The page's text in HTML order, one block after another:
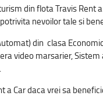
din flota Travis
nevoilor tale si
din clasa
video marsarier,
a Car daca vrei sa